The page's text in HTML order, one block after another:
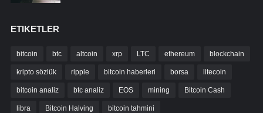
ETIKETLER
bitcoin btc altcoin xrp LTC ethereum blockchain
kripto sözlük ripple bitcoin haberleri borsa litecoin
bitcoin analiz btc analiz EOS mining Bitcoin Cash
libra Bitcoin Halving bitcoin tahmini